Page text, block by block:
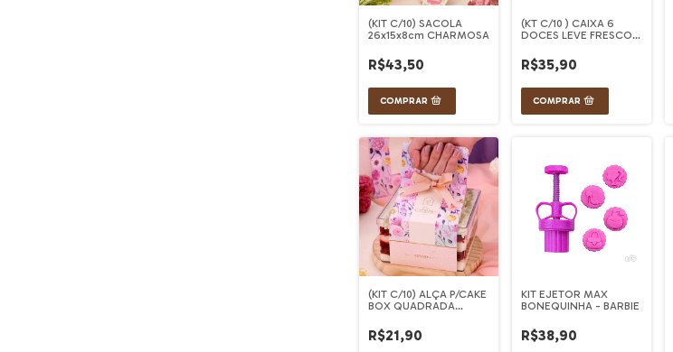
(KIT C/10) SACOLA
26x15x8cm CHARMOSA
R$43,50
(KT C/10 ) CAIXA 6
DOCES LEVE FRESCOR
R$35,90
(KIT C/10) ALÇA P/CAKE
BOX QUADRADA
R$21,90
KIT EJETOR MAX
BONEQUINHA - BARBIE
R$38,90